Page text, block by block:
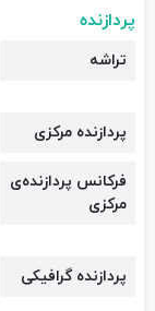
پردازنده
تراشه
پردازنده مرکزی
فرکانس پردازنده‌ی
مرکزی
پردازنده گرافیکی